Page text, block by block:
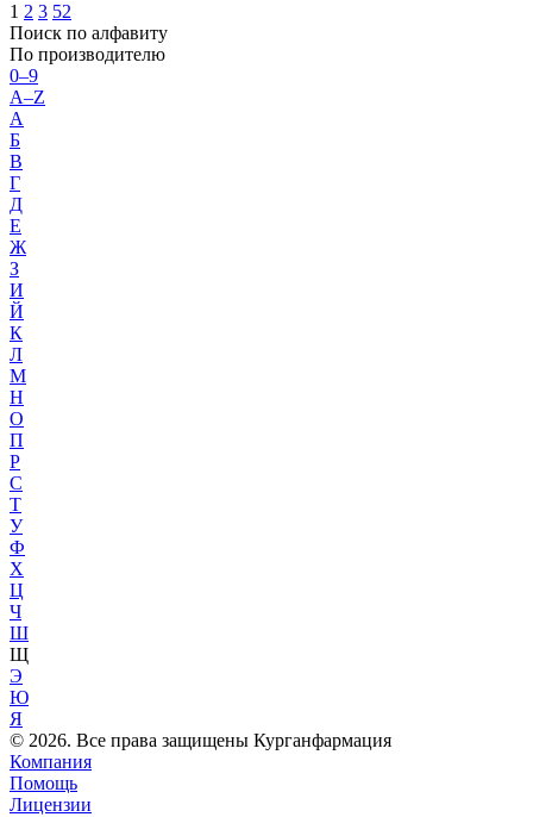
1 2 3 52
Поиск по алфавиту
По производителю
0–9
A–Z
А
Б
В
Г
Д
Е
Ж
З
И
Й
К
Л
М
Н
О
П
Р
С
Т
У
Ф
Х
Ц
Ч
Ш
Щ
Э
Ю
Я
© 2026. Все права защищены Курганфармация
Компания
Помощь
Лицензии